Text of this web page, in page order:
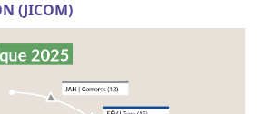
(JICOM)